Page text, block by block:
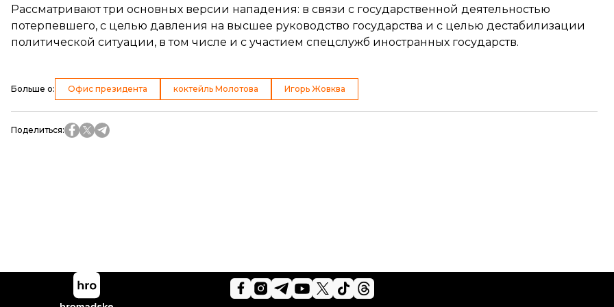
Рассматриваюттри основных версии нападения: в связи с государственной деятельностью
потерпевшего, с целью давления на высшее руководство государства и с целью дестабилизации
политической ситуации, в том числе и с участием спецслужб иностранных государств.
Больше о: Офис президента коктейль Молотова Игорь Жовква
Поделиться: